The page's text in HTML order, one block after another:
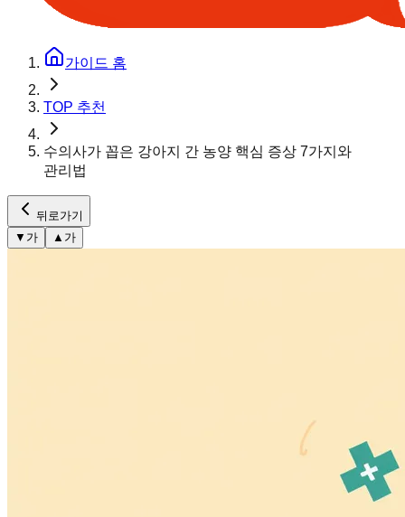
가이드 홈
TOP 추천
수의사가 꼽은 강아지 간 농양 핵심 증상 7가지와
관리법
뒤로가기
▼ 가 ▲ 가